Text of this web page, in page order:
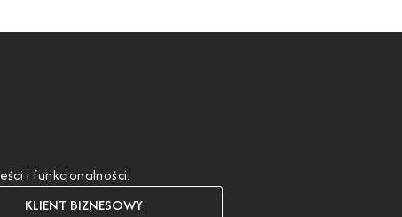
i funkcjonalności.
KLIENT BIZNESOWY